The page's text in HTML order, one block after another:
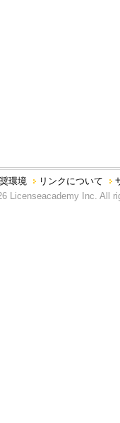
環境 リンクについて
Licenseacademy Inc. All